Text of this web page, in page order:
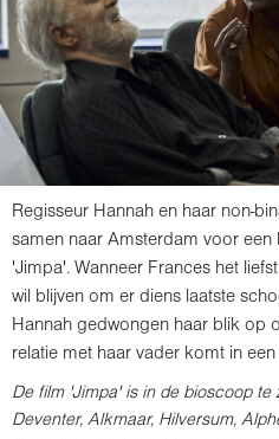
Regisseur Hannah en haar non-
samen naar Amsterdam voor
'Jimpa'. Wanneer Frances het
wil blijven om er diens laatste
Hannah gedwongen haar blik op
relatie met haar vader komt in
De film 'Jimpa' is in de bioscoop te
Deventer, Alkmaar, Hilversum,